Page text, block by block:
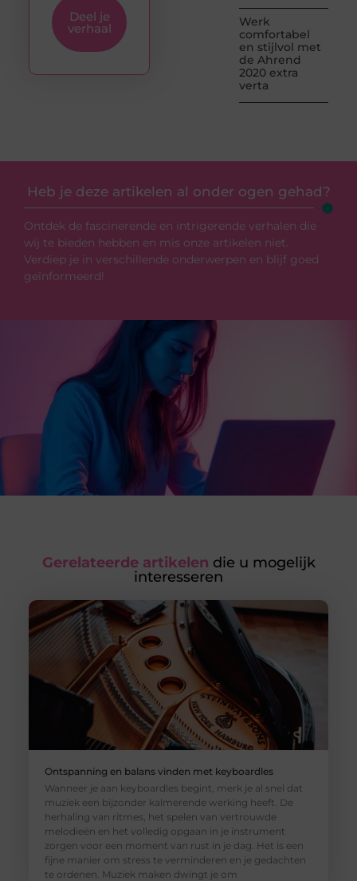
Werk
comfortabel
en stijlvol met
de Ahrend
2020 extra
verta
Deel je
verhaal
Heb je deze artikelen al onder ogen gehad?
Ontdek de fascinerende en intrigerende verhalen die
wij te bieden hebben en mis onze artikelen niet.
Verdiep je in verschillende onderwerpen en blijf goed
geïnformeerd!
Gerelateerde artikelen die u mogelijk
interesseren
Ontspanning en balans vinden met keyboardles
Wanneer je aan keyboardles begint, merk je al snel dat
muziek een bijzonder kalmerende werking heeft. De
herhaling van ritmes, het spelen van vertrouwde
melodieën en het volledig opgaan in je instrument
zorgen voor een moment van rust in je dag. Het is een
fijne manier om stress te verminderen en je gedachten
te ordenen. Muziek maken dwingt je om